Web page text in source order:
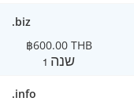
.biz
฿600.00 THB
1 שנה
.info